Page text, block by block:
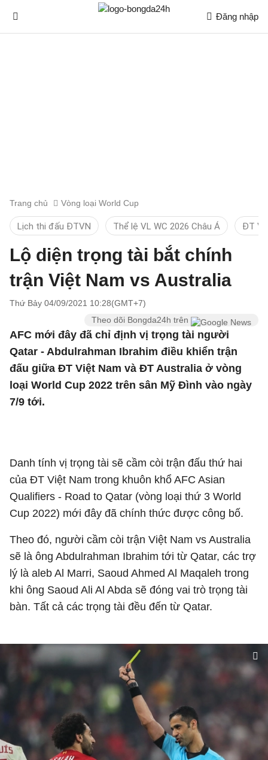
Đăng nhập
Trang chủ Vòng loại World Cup
Lịch thi đấu ĐTVN Thể lệ VL WC 2026 Châu Á ĐT
Lộ diện trọng tài bắt chính
trận Việt Nam vs Australia
Thứ Bảy 04/09/2021 10:28(GMT+7)
Theo dõi Bongda24h trên
AFC mới đây đã chỉ định vị trọng tài người
Qatar - Abdulrahman Ibrahim điều khiển trận
đấu giữa ĐT Việt Nam và ĐT Australia ở vòng
loại World Cup 2022 trên sân Mỹ Đình vào ngày
7/9 tới.
Danh tính vị trọng tài sẽ cầm còi trận đấu thứ hai
của ĐT Việt Nam trong khuôn khổ AFC Asian
Qualifiers - Road to Qatar (vòng loại thứ 3 World
Cup 2022) mới đây đã chính thức được công bố.
Theo đó, người cầm còi trận Việt Nam vs Australia
sẽ là ông Abdulrahman Ibrahim tới từ Qatar, các trợ
lý là aleb Al Marri, Saoud Ahmed Al Maqaleh trong
khi ông Saoud Ali Al Abda sẽ đóng vai trò trọng tài
bàn. Tất cả các trọng tài đều đến từ Qatar.